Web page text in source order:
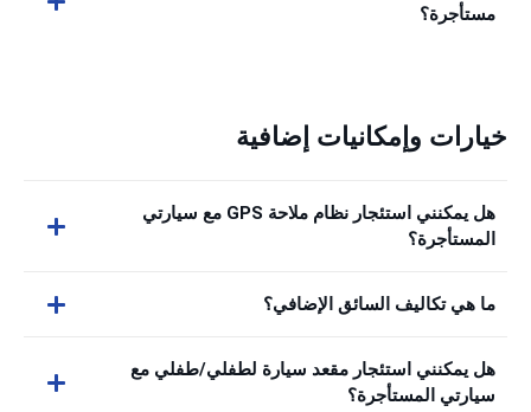
مستأجرة؟
خيارات وإمكانيات إضافية
هل يمكنني استئجار نظام ملاحة GPS مع سيارتي
المستأجرة؟
ما هي تكاليف السائق الإضافي؟
هل يمكنني استئجار مقعد سيارة لطفلي/طفلي مع
سيارتي المستأجرة؟